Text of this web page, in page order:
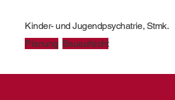
Kinder- und Jugendpsychatrie, Stmk.
Planung Bauaufsicht